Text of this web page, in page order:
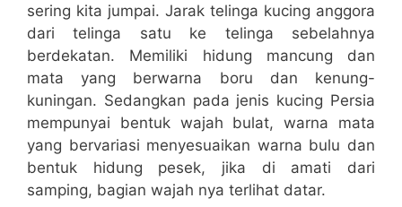
sering kita jumpai. Jarak telinga kucing anggora
dari telinga satu ke telinga sebelahnya
berdekatan. Memiliki hidung mancung dan
mata yang berwarna boru dan kenung-
kuningan. Sedangkan pada jenis kucing Persia
mempunyai bentuk wajah bulat, warna mata
yang bervariasi menyesuaikan warna bulu dan
bentuk hidung pesek, jika di amati dari
samping, bagian wajah nya terlihat datar.